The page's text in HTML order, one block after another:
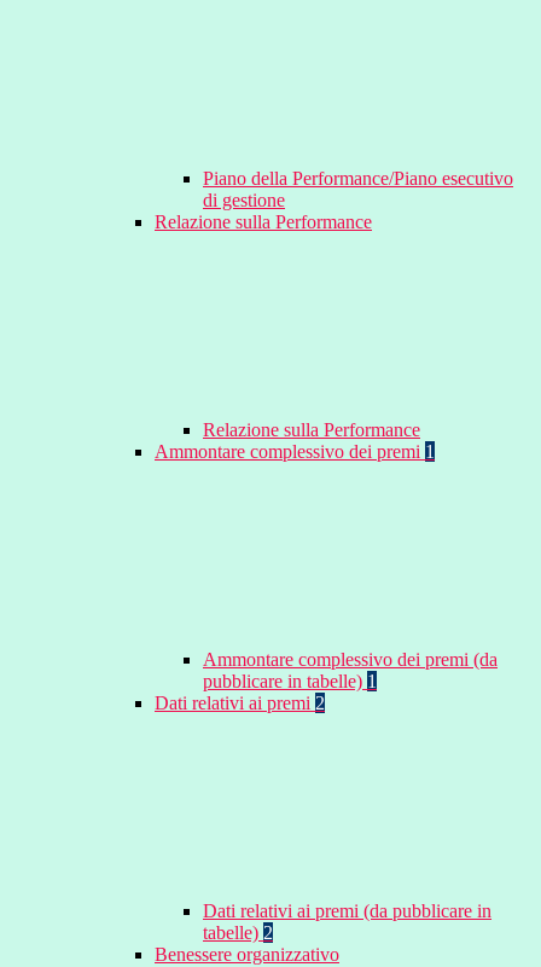
Piano della Performance/Piano esecutivo
di gestione
Relazione sulla Performance
Relazione sulla Performance
Ammontare complessivo dei premi 1
Ammontare complessivo dei premi (da
pubblicare in tabelle) 1
Dati relativi ai premi 2
Dati relativi ai premi (da pubblicare in
tabelle) 2
Benessere organizzativo